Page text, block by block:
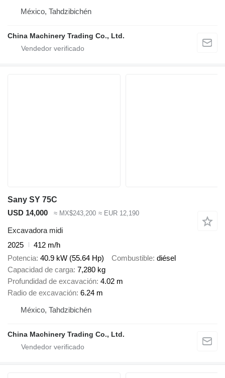
México, Tahdzibichén
China Machinery Trading Co., Ltd.
Sany SY 75C
USD 14,000
≈ MX$243,200 ≈ EUR 12,190
Excavadora midi
2025
412 m/h
Potencia 40.9 kW (55.64 Hp) Combustible diésel
Capacidad de carga 7,280 kg
Profundidad de excavación 4.02 m
Radio de excavación 6.24 m
México, Tahdzibichén
China Machinery Trading Co., Ltd.